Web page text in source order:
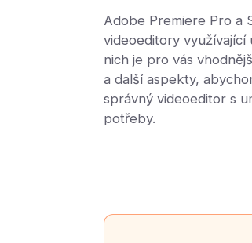
Adobe Premiere Pro a
videoeditory využívající
nich je pro vás
a další aspekty,
správný videoeditor s
potřeby.